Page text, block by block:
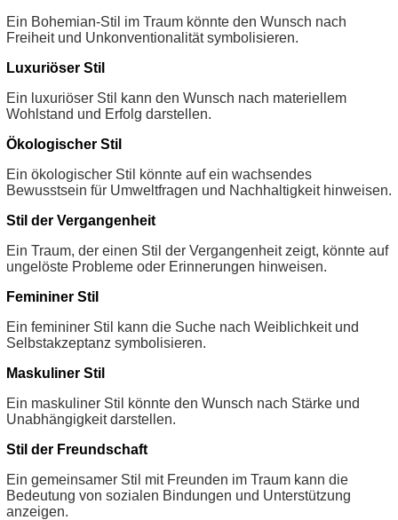
Ein Bohemian-Stil im Traum könnte den Wunsch nach
Freiheit und Unkonventionalität symbolisieren.
Luxuriöser Stil
Ein luxuriöser Stil kann den Wunsch nach materiellem
Wohlstand und Erfolg darstellen.
Ökologischer Stil
Ein ökologischer Stil könnte auf ein wachsendes
Bewusstsein für Umweltfragen und Nachhaltigkeit hinweisen.
Stil der Vergangenheit
Ein Traum, der einen Stil der Vergangenheit zeigt, könnte auf
ungelöste Probleme oder Erinnerungen hinweisen.
Femininer Stil
Ein femininer Stil kann die Suche nach Weiblichkeit und
Selbstakzeptanz symbolisieren.
Maskuliner Stil
Ein maskuliner Stil könnte den Wunsch nach Stärke und
Unabhängigkeit darstellen.
Stil der Freundschaft
Ein gemeinsamer Stil mit Freunden im Traum kann die
Bedeutung von sozialen Bindungen und Unterstützung
anzeigen.